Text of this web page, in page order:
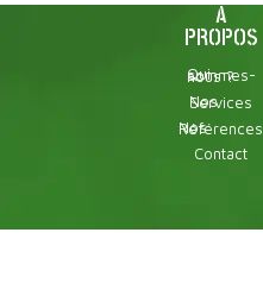
À
PROPOS
Qui sommes-nous ?
Nos Services
Nos Références
Contact